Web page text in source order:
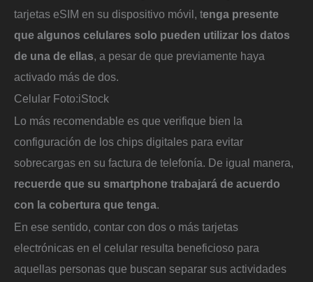
tarjetas eSIM en su dispositivo móvil, tenga presente
que algunos celulares solo pueden utilizar los datos
de una de ellas, a pesar de que previamente haya
activado más de dos.
Celular Foto:iStock
Lo más recomendable es que verifique bien la
configuración de los chips digitales para evitar
sobrecargas en su factura de telefonía. De igual manera,
recuerde que su smartphone trabajará de acuerdo
con la cobertura que tenga.
En ese sentido, contar con dos o más tarjetas
electrónicas en el celular resulta beneficioso para
aquellas personas que buscan separar sus actividades